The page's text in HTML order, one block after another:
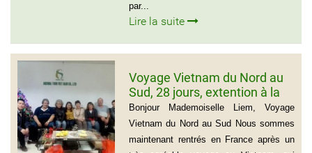
par...
Lire la suite
Voyage Vietnam du Nord au
Sud, 28 jours, extention à la
plage de Muine du groupe de
Mr Thierry Voinier
Bonjour Mademoiselle Liem, Voyage
Vietnam du Nord au Sud Nous sommes
maintenant rentrés en France après un